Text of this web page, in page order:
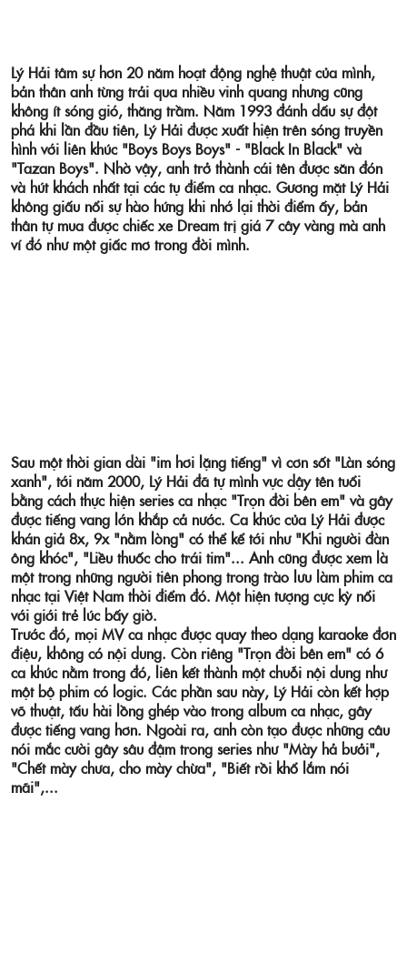
Lý Hải tâm sự hơn 20 năm hoạt động nghệ thuật của mình,
bản thân anh từng trải qua nhiều vinh quang nhưng cũng
không ít sóng gió, thăng trầm. Năm 1993 đánh dấu sự đột
phá khi lần đầu tiên, Lý Hải được xuất hiện trên sóng truyền
hình với liên khúc "Boys Boys Boys" - "Black In Black" và
"Tazan Boys". Nhờ vậy, anh trở thành cái tên được săn đón
và hút khách nhất tại các tụ điểm ca nhạc. Gương mặt Lý Hải
không giấu nổi sự hào hứng khi nhớ lại thời điểm ấy, bản
thân tự mua được chiếc xe Dream trị giá 7 cây vàng mà anh
ví đó như một giấc mơ trong đời mình.
Sau một thời gian dài "im hơi lặng tiếng" vì cơn sốt "Làn sóng
xanh", tới năm 2000, Lý Hải đã tự mình vực dậy tên tuổi
bằng cách thực hiện series ca nhạc "Trọn đời bên em" và gây
được tiếng vang lớn khắp cả nước. Ca khúc của Lý Hải được
khán giả 8x, 9x "nằm lòng" có thể kể tới như "Khi người đàn
ông khóc", "Liều thuốc cho trái tim"... Anh cũng được xem là
một trong những người tiên phong trong trào lưu làm phim ca
nhạc tại Việt Nam thời điểm đó. Một hiện tượng cực kỳ nổi
với giới trẻ lúc bấy giờ.
Trước đó, mọi MV ca nhạc được quay theo dạng karaoke đơn
điệu, không có nội dung. Còn riêng "Trọn đời bên em" có 6
ca khúc nằm trong đó, liên kết thành một chuỗi nội dung như
một bộ phim có logic. Các phần sau này, Lý Hải còn kết hợp
võ thuật, tấu hài lồng ghép vào trong album ca nhạc, gây
được tiếng vang hơn. Ngoài ra, anh còn tạo được những câu
nói mắc cười gây sâu đậm trong series như "Mày hả bưởi",
"Chết mày chưa, cho mày chừa", "Biết rồi khổ lắm nói
mãi",...